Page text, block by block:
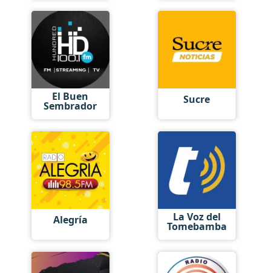
El Buen
Sembrador Sucre
Alegría La Voz del
Tomebamba